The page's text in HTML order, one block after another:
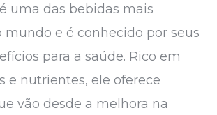
uma das bebidas mais
mundo e é conhecido por seus
para a saúde. Rico em
e nutrientes, ele oferece
vão desde a melhora na